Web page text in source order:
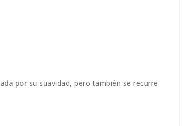
por su suavidad, pero también se recurre